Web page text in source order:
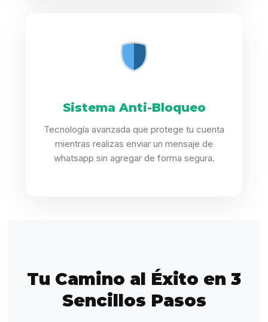
Sistema Anti-Bloqueo
Tecnología avanzada que protege tu cuenta
mientras realizas enviar un mensaje de
whatsapp sin agregar de forma segura.
Tu Camino al Éxito en 3
Sencillos Pasos